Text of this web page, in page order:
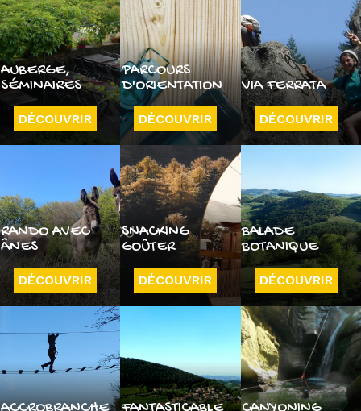
AUBERGE,
SÉMINAIRES
DÉCOUVRIR
PARCOURS
D'ORIENTATION
DÉCOUVRIR
VIA FERRATA
DÉCOUVRIR
RANDO AVEC
ÂNES
DÉCOUVRIR
SNACKING
GOÛTER
DÉCOUVRIR
BALADE
BOTANIQUE
DÉCOUVRIR